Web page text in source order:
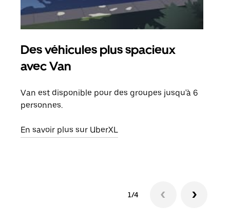
Des véhicules plus spacieux
avec Van
Van est disponible pour des groupes jusqu'à 6
personnes.
En savoir plus sur UberXL
1/4